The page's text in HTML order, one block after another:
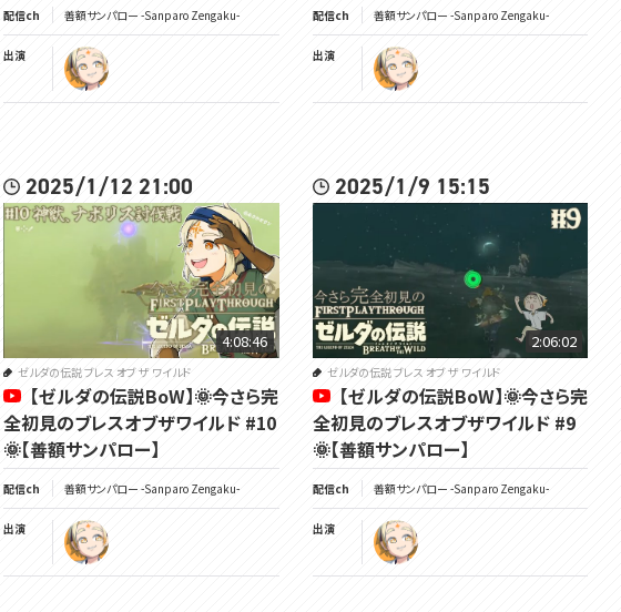
配信ch 善額サンパロー -Sanparo Zengaku-
出演
配信ch 善額サンパロー -Sanparo Zengaku-
出演
2025/1/12 21:00
4:08:46
ゼルダの伝説 ブレス オブ ザ ワイルド
【ゼルダの伝説BoW】🌞今さら完
全初見のブレスオブザワイルド #10
🌞【善額サンパロー】
配信ch 善額サンパロー -Sanparo Zengaku-
出演
2025/1/9 15:15
2:06:02
ゼルダの伝説 ブレス オブ ザ ワイルド
【ゼルダの伝説BoW】🌞今さら完
全初見のブレスオブザワイルド #9
🌞【善額サンパロー】
配信ch 善額サンパロー -Sanparo Zengaku-
出演